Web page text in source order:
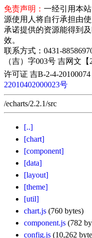
免责声明： 一经引用本
源使用人将自行承担由
承诺提供的资源能得到
效。
联系方式：0431-
（吉）字003号 吉网文
许可证 吉B-2-4-
22010402000023号
/echarts/2.2.1/src
[..]
[chart]
[component]
[data]
[layout]
[theme]
[util]
chart.js (760 bytes)
component.js (782
config.js (10,262